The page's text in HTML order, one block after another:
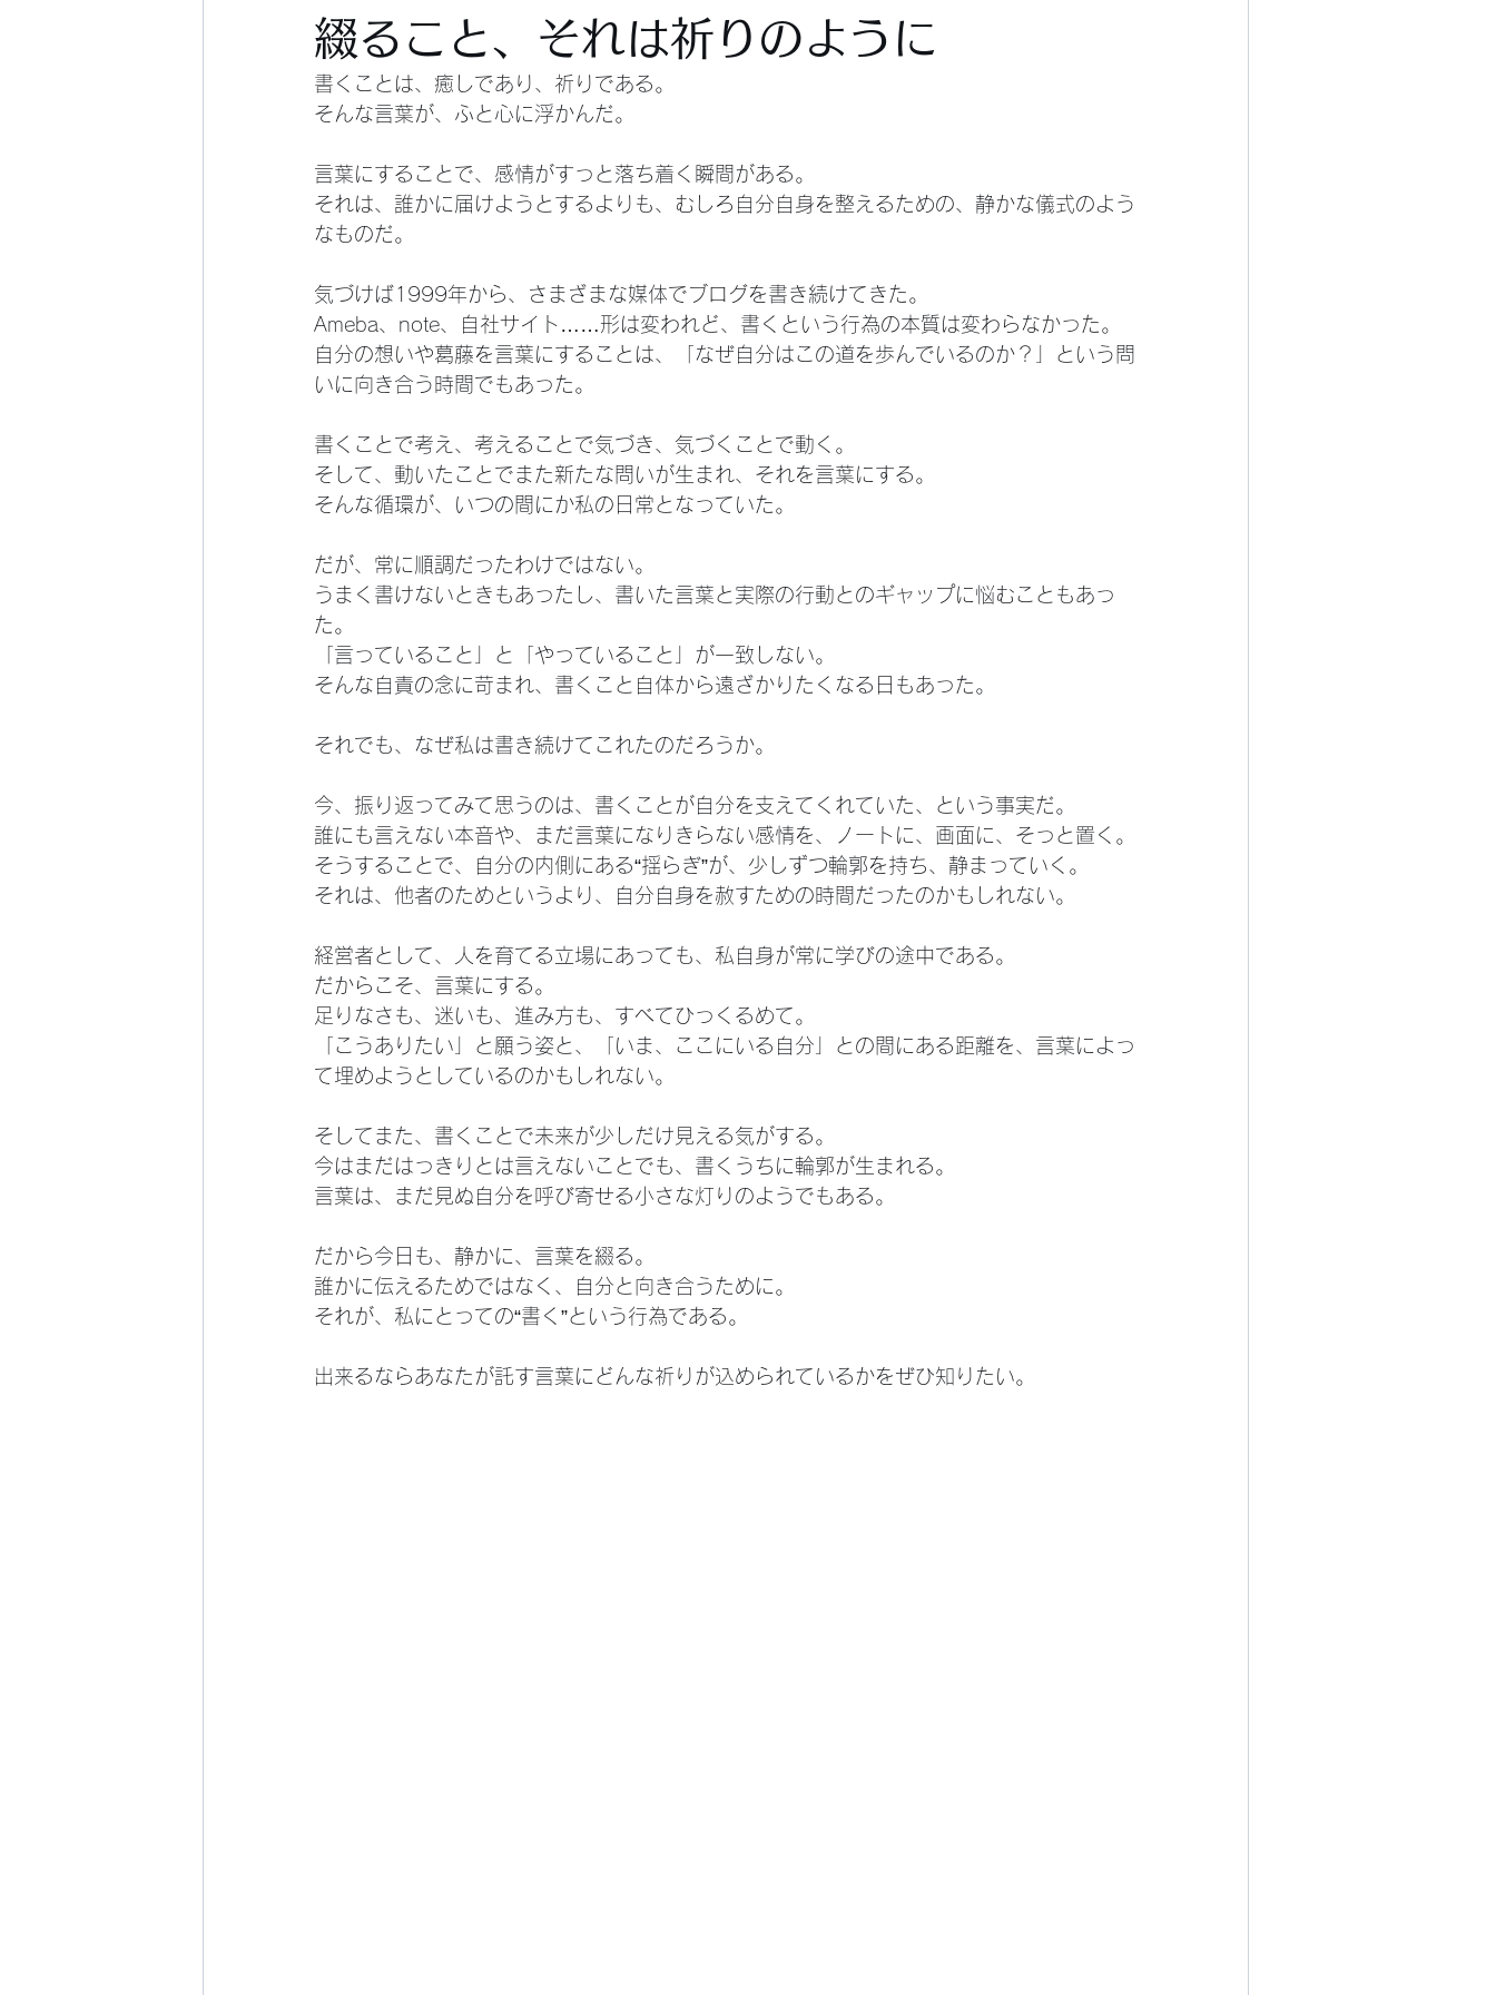
綴ること、それは祈りのように
書くことは、癒しであり、祈りである。
そんな言葉が、ふと心に浮かんだ。
言葉にすることで、感情がすっと落ち着く瞬間がある。
それは、誰かに届けようとするよりも、むしろ自分自身を整えるための、静かな儀式のよう
なものだ。
気づけば1999年から、さまざまな媒体でブログを書き続けてきた。
Ameba、note、自社サイト……形は変われど、書くという行為の本質は変わらなかった。
自分の想いや葛藤を言葉にすることは、「なぜ自分はこの道を歩んでいるのか？」という問
いに向き合う時間でもあった。
書くことで考え、考えることで気づき、気づくことで動く。
そして、動いたことでまた新たな問いが生まれ、それを言葉にする。
そんな循環が、いつの間にか私の日常となっていた。
だが、常に順調だったわけではない。
うまく書けないときもあったし、書いた言葉と実際の行動とのギャップに悩むこともあっ
た。
「言っていること」と「やっていること」が一致しない。
そんな自責の念に苛まれ、書くこと自体から遠ざかりたくなる日もあった。
それでも、なぜ私は書き続けてこれたのだろうか。
今、振り返ってみて思うのは、書くことが自分を支えてくれていた、という事実だ。
誰にも言えない本音や、まだ言葉になりきらない感情を、ノートに、画面に、そっと置く。
そうすることで、自分の内側にある“揺らぎ”が、少しずつ輪郭を持ち、静まっていく。
それは、他者のためというより、自分自身を赦すための時間だったのかもしれない。
経営者として、人を育てる立場にあっても、私自身が常に学びの途中である。
だからこそ、言葉にする。
足りなさも、迷いも、進み方も、すべてひっくるめて。
「こうありたい」と願う姿と、「いま、ここにいる自分」との間にある距離を、言葉によっ
て埋めようとしているのかもしれない。
そしてまた、書くことで未来が少しだけ見える気がする。
今はまだはっきりとは言えないことでも、書くうちに輪郭が生まれる。
言葉は、まだ見ぬ自分を呼び寄せる小さな灯りのようでもある。
だから今日も、静かに、言葉を綴る。
誰かに伝えるためではなく、自分と向き合うために。
それが、私にとっての“書く”という行為である。
出来るならあなたが託す言葉にどんな祈りが込められているかをぜひ知りたい。